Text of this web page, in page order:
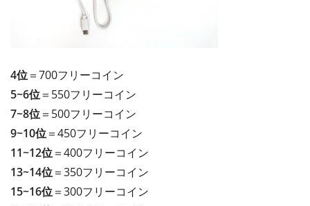
4位＝700フリーコイン
5~6位＝550フリーコイン
7~8位＝500フリーコイン
9~10位＝450フリーコイン
11~12位＝400フリーコイン
13~14位＝350フリーコイン
15~16位＝300フリーコイン